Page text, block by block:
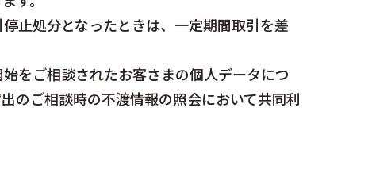
止処分となったときは、一定期間取引を差
をご相談されたお客さまの個人データにつ
のご相談時の不渡情報の照会において共同利